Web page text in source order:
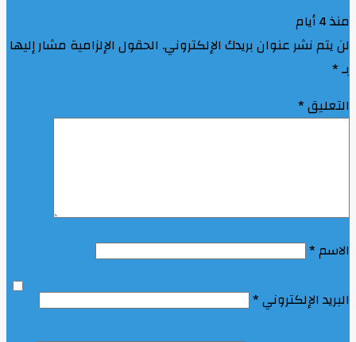
منذ 4 أيام
لن يتم نشر عنوان بريدك الإلكتروني. الحقول الإلزامية مشار إليها
بـ*
التعليق*
الاسم*
البريد الإلكتروني*